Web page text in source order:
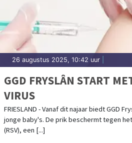
26 augustus 2025, 10:42 uur
GGD FRYSLÂN START
VIRUS
FRIESLAND - Vanaf dit najaar biedt GGD
jonge baby's. De prik beschermt tegen
(RSV), een [...]